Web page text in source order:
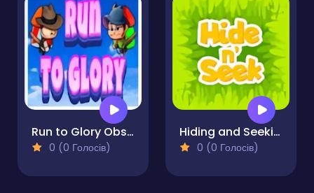
Run to Glory Obstacle Dash Adventure
0 (0 Голосів)
Hiding and Seeking
0 (0 Голосів)